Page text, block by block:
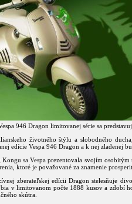
946 Dragon limitovanej série sa
životného štýlu a slobodného
edície Vespa 946 Dragon a k nej zladenej
sa Vespa prezentovala svojím
ktoré je považované za znamenie
zberateľskej edícii Dragon stelesňuje
v limitovanom počte 1888 kusov a zdobí
skútra.